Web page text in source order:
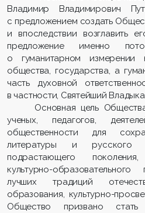
Владимир Владимирович
с предложением создать
и впоследствии возглавить
предложение именно
о гуманитарном измерении
общества, государства, а
часть духовной
в частности, Святейший
Основная цель
ученых, педагогов,
общественности для
литературы и русского
подрастающего
культурно-
лучших традиций
образования, культурно-
Общество призвано стать